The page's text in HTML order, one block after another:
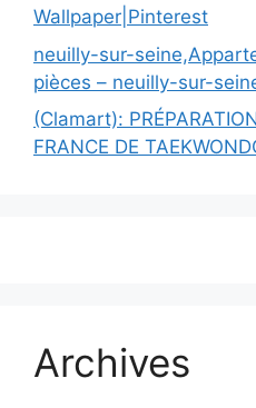
Wallpaper|Pinterest
neuilly-sur-
pièces – neuilly-sur-
(Clamart):
FRANCE DE
Archives